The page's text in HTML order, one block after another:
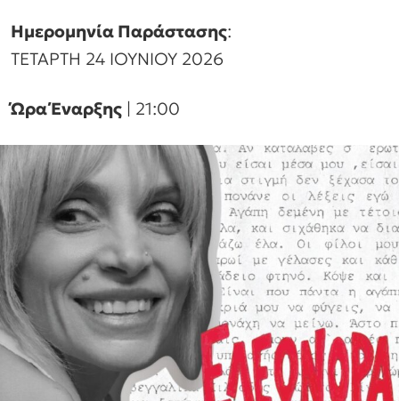
Ημερομηνία Παράστασης:
ΤΕΤΑΡΤΗ 24 ΙΟΥΝΙΟΥ 2026
Ώρα Έναρξης | 21:00